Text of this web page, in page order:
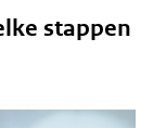
stappen